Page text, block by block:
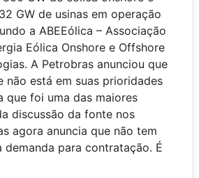
GW de usinas em operação
a ABEEólica – Associação
Eólica Onshore e Offshore
A Petrobras anunciou que
não está em suas prioridades
que foi uma das maiores
discussão da fonte nos
agora anuncia que não tem
demanda para contratação. É